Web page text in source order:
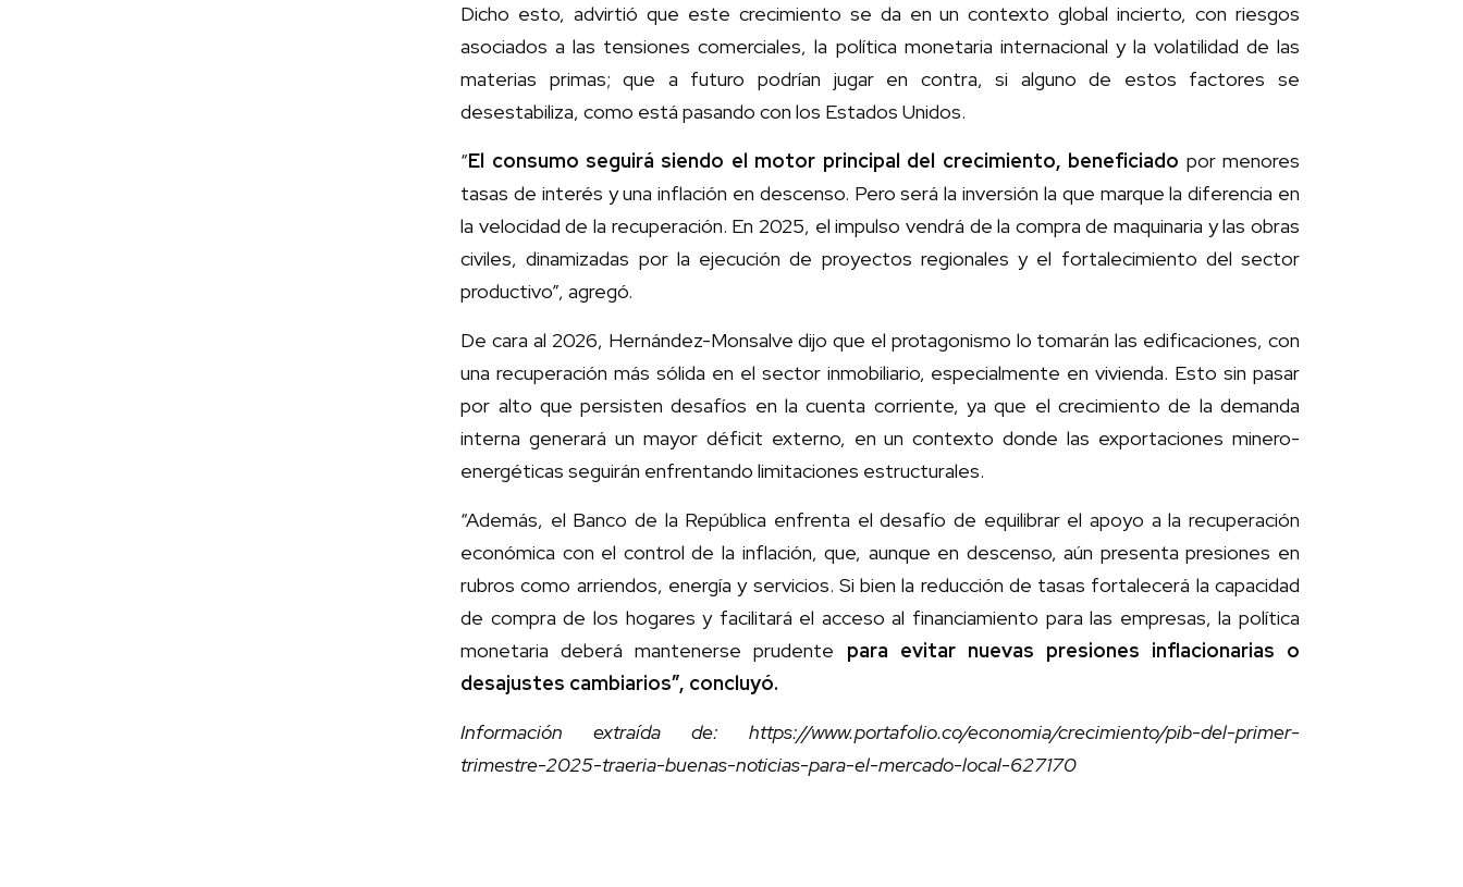
Dicho esto, advirtió que este crecimiento se da en un contexto global incierto, con riesgos
asociados a las tensiones comerciales, la política monetaria internacional y la volatilidad de las
materias primas; que a futuro podrían jugar en contra, si alguno de estos factores se
desestabiliza, como está pasando con los Estados Unidos.
“El consumo seguirá siendo el motor principal del crecimiento, beneficiado por menores
tasas de interés y una inflación en descenso. Pero será la inversión la que marque la diferencia en
la velocidad de la recuperación. En 2025, el impulso vendrá de la compra de maquinaria y las obras
civiles, dinamizadas por la ejecución de proyectos regionales y el fortalecimiento del sector
productivo”, agregó.
De cara al 2026, Hernández-Monsalve dijo que el protagonismo lo tomarán las edificaciones, con
una recuperación más sólida en el sector inmobiliario, especialmente en vivienda. Esto sin pasar
por alto que persisten desafíos en la cuenta corriente, ya que el crecimiento de la demanda
interna generará un mayor déficit externo, en un contexto donde las exportaciones minero-
energéticas seguirán enfrentando limitaciones estructurales.
“Además, el Banco de la República enfrenta el desafío de equilibrar el apoyo a la recuperación
económica con el control de la inflación, que, aunque en descenso, aún presenta presiones en
rubros como arriendos, energía y servicios. Si bien la reducción de tasas fortalecerá la capacidad
de compra de los hogares y facilitará el acceso al financiamiento para las empresas, la política
monetaria deberá mantenerse prudente para evitar nuevas presiones inflacionarias o
desajustes cambiarios”, concluyó.
Información extraída de: https://www.portafolio.co/economia/crecimiento/pib-del-primer-
trimestre-2025-traeria-buenas-noticias-para-el-mercado-local-627170